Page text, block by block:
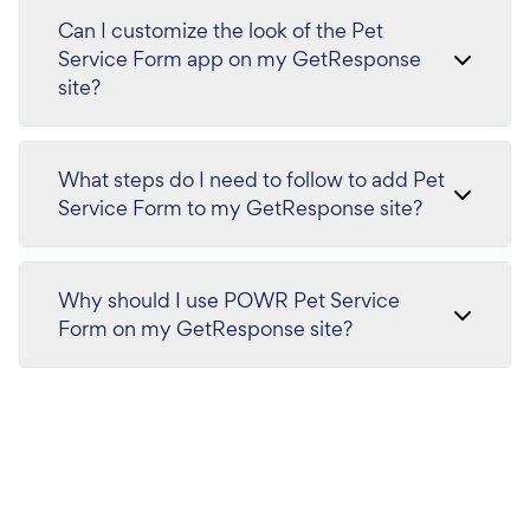
Can I customize the look of the Pet
Service Form app on my GetResponse
site?
What steps do I need to follow to add Pet
Service Form to my GetResponse site?
Why should I use POWR Pet Service
Form on my GetResponse site?